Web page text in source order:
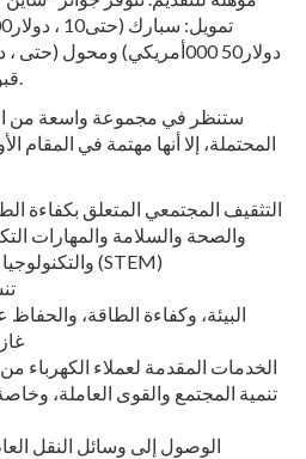
قبول الطلبات حتى 1 أغسطس.
المحتملة، إلا أنها مهتمة في المقام
التثقيف المجتمعي المتعلق بكفاءة
والصحة والسلامة والمهارات
والتكنولوجيا والهندسة والرياضيات (STEM)
البيئة، وكفاءة الطاقة،
الخدمات المقدمة لعملاء الكهرباء
تنمية المجتمع والقوى العاملة،
الوصول إلى وسائل النقل